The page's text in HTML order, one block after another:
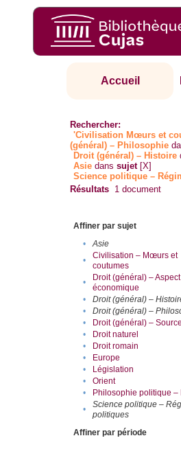
Accueil
Rechercher:
'Civilisation Mœurs et
(général) – Philosophie
Droit (général) – Histoire
Asie danssujet [X]
Science politique –
Résultats 1 document
Affiner par sujet
•
Asie
•
Civilisation – Mœurs et
coutumes
•
Droit (général) – Aspect
économique
• Droit (général) –
•
Droit (général) –
•
Droit (général) –
•
Droit naturel
•
Droit romain
•
Europe
•
Législation
•
Orient
•
Philosophie politique –
•
Science politique –
politiques
Affiner par période